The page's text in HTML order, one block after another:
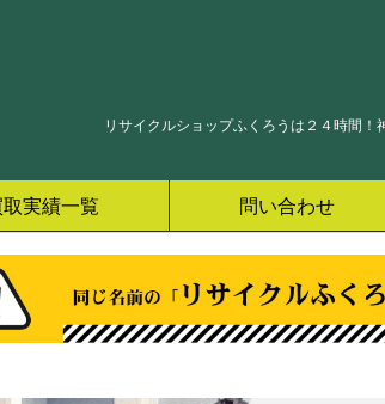
リサイクルショップふくろうは２４時間！
実績一覧 問い合わせ